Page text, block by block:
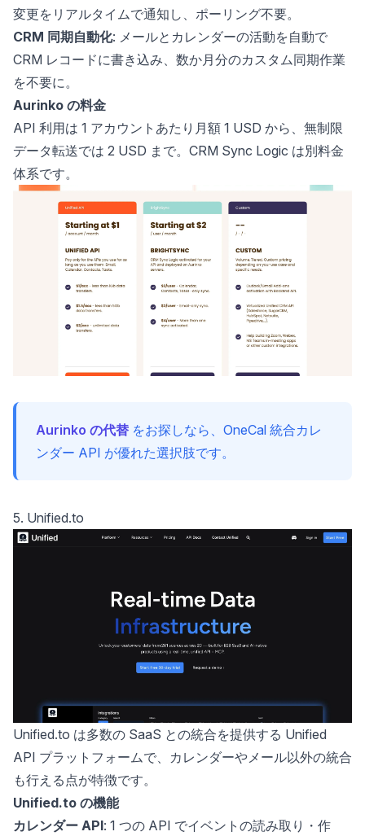
変更をリアルタイムで通知し、ポーリング不要。
CRM 同期自動化: メールとカレンダーの活動を自動で
CRM レコードに書き込み、数か月分のカスタム同期作業
を不要に。
Aurinko の料金
API 利用は 1 アカウントあたり月額 1 USD から、無制限
データ転送では 2 USD まで。CRM Sync Logic は別料金
体系です。
Aurinko の代替 をお探しなら、OneCal 統合カレ
ンダー API が優れた選択肢です。
5. Unified.to
Unified.to は多数の SaaS との統合を提供する Unified
API プラットフォームで、カレンダーやメール以外の統合
も行える点が特徴です。
Unified.to の機能
カレンダー API: 1 つの API でイベントの読み取り・作